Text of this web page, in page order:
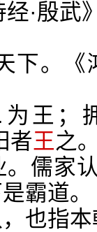
·殷武
。《
王；
者王之
。儒家
霸道。
也指